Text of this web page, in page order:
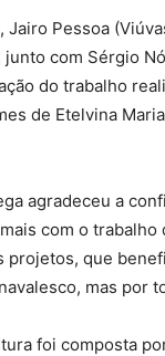
Pessoa
com Sérgio
do trabalho
de Etelvina
agradeceu a
com o
que
mas por
foi composta